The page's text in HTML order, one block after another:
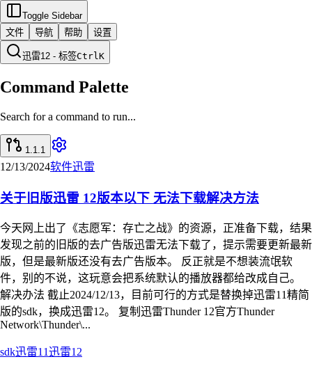
Toggle Sidebar
文件
导航 帮助 设置
迅雷12 - 标签CtrlK
Command Palette
Search for a command to run...
1.1.1
12/13/2024软件迅雷
关于旧版迅雷 12版本以下 无法下载解决方法
今天网上出了《志愿军：存亡之战》的资源，正准备下载，结果
发现之前的旧版的去广告版迅雷无法下载了，提示需要更新最新
版，但是最新版还没有去广告版本。 反正就是不想装流氓软
件，别的不说，这玩意会把系统默认的播放器都给改成自己。
解决办法 截止2024/12/13，目前可行的方式是替换掉迅雷11精简
版的sdk，换成迅雷12。 复制迅雷Thunder 12官方Thunder
Network\Thunder\...
sdk迅雷11迅雷12